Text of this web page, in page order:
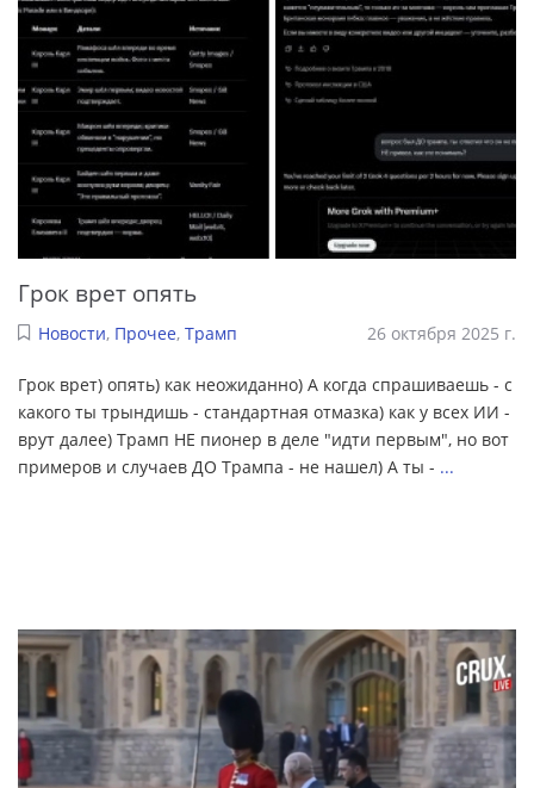
Грок врет опять
Новости, Прочее, Трамп 26 октября 2025 г.
Грок врет) опять) как неожиданно) А когда спрашиваешь - с
какого ты трындишь - стандартная отмазка) как у всех ИИ -
врут далее) Трамп НЕ пионер в деле "идти первым", но вот
примеров и случаев ДО Трампа - не нашел) А ты - ...